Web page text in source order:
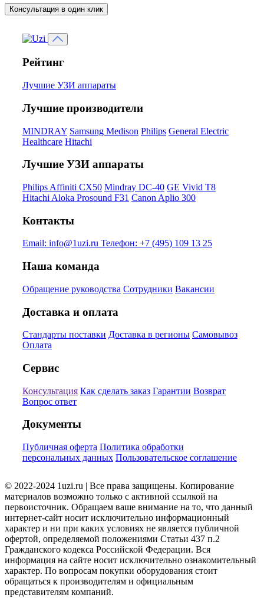
Консультация в один клик
Рейтинг
Лучшие УЗИ аппараты
Лучшие производители
MINDRAY Samsung Medison Philips General Electric
Healthcare Hitachi
Лучшие УЗИ аппараты
Philips Affiniti CX50 Mindray DC-40 GE Vivid T8
Hitachi Aloka Prosound F31 Canon Aplio 300
Контакты
Email: info@1uzi.ru Телефон: +7 (495) 109 13 25
Наша команда
Обращение руководства Сотрудники Вакансии
Доставка и оплата
Стандарты поставки Доставка в регионы Самовывоз
Оплата
Сервис
Консультация Как сделать заказ Гарантии Возврат
Вопрос ответ
Документы
Публичная оферта Политика обработки
персональных данных Пользовательское соглашение
© 2022-2024 1uzi.ru | Все права защищены. Копирование
материалов возможно только с активной ссылкой на
первоисточник. Обращаем ваше внимание на то, что данный
интернет-сайт носит исключительно информационный
характер и ни при каких условиях не является публичной
офертой, определяемой положениями Статьи 437 п.2
Гражданского кодекса Российской Федерации. Вся
информация на сайте носит исключительно ознакомительный
характер. По вопросам покупки оборудования стоит
обращаться к производителям и официальным
представителям компаний.